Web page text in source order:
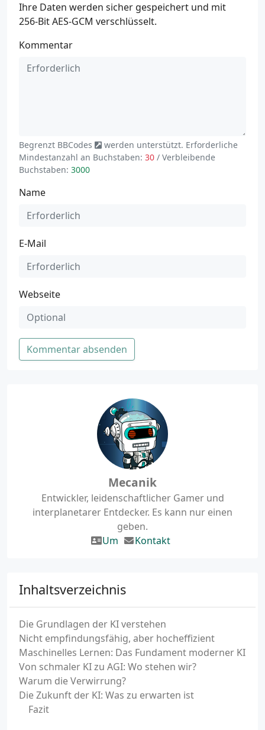
Ihre Daten werden sicher gespeichert und mit
256-Bit AES-GCM verschlüsselt.
Kommentar
Begrenzt BBCodes
werden unterstützt. Erforderliche
Mindestanzahl an Buchstaben: 30 / Verbleibende
Buchstaben: 3000
Name
E-Mail
Webseite
Kommentar absenden
Mecanik
Entwickler, leidenschaftlicher Gamer und
interplanetarer Entdecker. Es kann nur einen
geben.
Um
Kontakt
Inhaltsverzeichnis
Die Grundlagen der KI verstehen
Nicht empfindungsfähig, aber hocheffizient
Maschinelles Lernen: Das Fundament moderner KI
Von schmaler KI zu AGI: Wo stehen wir?
Warum die Verwirrung?
Die Zukunft der KI: Was zu erwarten ist
Fazit